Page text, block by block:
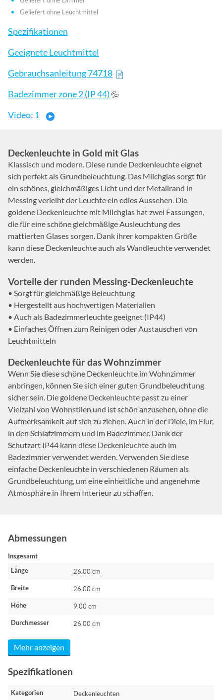
Geliefert ohne Leuchtmittel
Spezifikationen
Geeignete Leuchtmittel
Gebrauchsanleitung 74718
Badezimmer zone 2 (IP 44) 💦
Video: 1
Deckenleuchte in Gold mit Glas
Klassisch und modern. Diese runde Deckenleuchte eignet
sich perfekt als Grundbeleuchtung. Das Milchglas sorgt für
ein schönes, gleichmäßiges Licht und der Metallrand in
Messing verleiht der Leuchte ein edles Aussehen. Die
goldene Deckenleuchte mit Milchglas hat zwei Fassungen,
die für eine schöne gleichmäßige Ausleuchtung des
mattierten Glases sorgen. Dank ihrer kompakten Größe
kann diese Deckenleuchte auch als Wandleuchte verwendet
werden.
Vorteile der runden Messing-Deckenleuchte
• Sorgt für gleichmäßige Beleuchtung
• Hergestellt aus hochwertigen Materialien
• Auch als Badezimmerleuchte geeignet (IP44)
• Einfaches Öffnen zum Reinigen oder Austauschen von
Leuchtmitteln
Deckenleuchte für das Wohnzimmer
Wenn Sie diese schöne Deckenleuchte im Wohnzimmer
anbringen, können Sie sich einer guten Grundbeleuchtung
sicher sein. Die goldene Deckenleuchte passt zu einer
Vielzahl von Wohnstilen und ist schön anzusehen, ohne die
Aufmerksamkeit auf sich zu ziehen. Auch in der Diele, im Flur,
in den Schlafzimmern und im Badezimmer. Dank der
Schutzart IP44 kann diese Deckenleuchte auch im
Badezimmer verwendet werden. Verwenden Sie diese
einfache Deckenleuchte in verschiedenen Räumen als
Grundbeleuchtung, um eine einheitliche und angenehme
Atmosphäre in Ihrem Interieur zu schaffen.
Abmessungen
Insgesamt
Länge
26.00 cm
Breite 26.00 cm
Höhe 9.00 cm
Durchmesser 26.00 cm
Mehr anzeigen
Spezifikationen
Kategorien Deckenleuchten